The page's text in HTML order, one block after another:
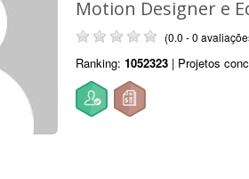
Motion Designer e
(0.0 - 0
Ranking: 1052323 | Projetos